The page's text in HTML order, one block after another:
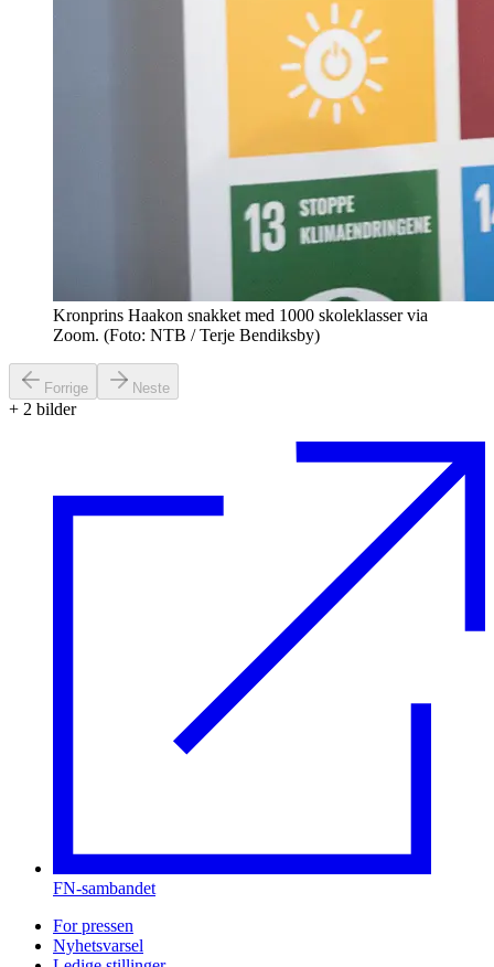
Kronprins Haakon snakket med 1000 skoleklasser via
Zoom. (Foto: NTB / Terje Bendiksby)
Forrige Neste
+ 2 bilder
FN-sambandet
For pressen
Nyhetsvarsel